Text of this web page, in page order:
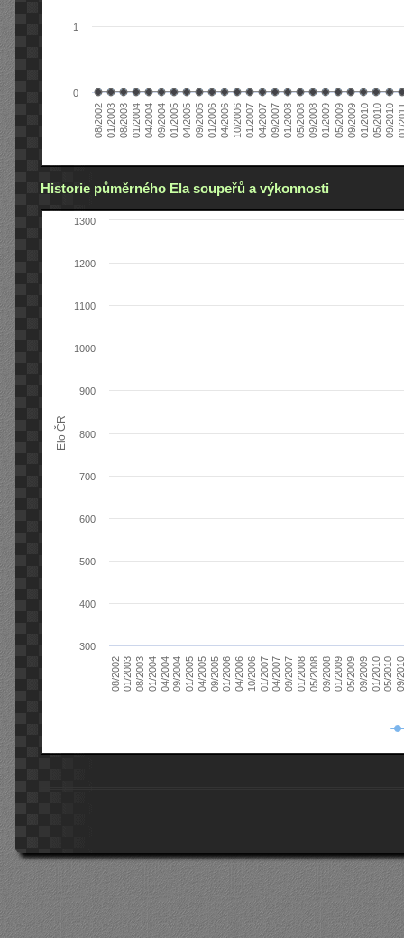
08/200201/200308/200301/200404/200409/200401/200504/200509/200501/200604/200610/200601/200704/200709/200701/200805/200809/200801/200905/200909/200901/201005/201009/2010
0
1
Historie půměrného Ela soupeřů a výkonnosti
Elo ČR
08/200201/200308/200301/200404/200409/200401/200504/200509/200501/200604/200610/200601/200704/200709/200701/200805/200809/200801/200905/200909/200901/201005/201009/
300
400
500
600
700
800
900
1000
1100
1200
1300